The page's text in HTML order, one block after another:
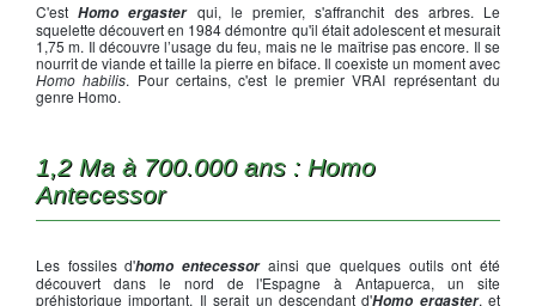
C'estHomo ergasterqui, le premier, s'affranchit des arbres. Le
squelette découvert en 1984 démontre qu'il était adolescent et mesurait
1,75 m. Il découvre l’usage du feu, mais ne le maîtrise pas encore. Il se
nourrit de viande et taille la pierre en biface. Il coexiste un moment avec
Homo habilis. Pour certains, c'est le premier VRAI représentant du
genre Homo.
1,2 Ma à 700.000 ans : Homo
Antecessor
Les fossiles d'homo entecessorainsi que quelques outils ont été
découvert dans le nord de l'Espagne à Antapuerca, un site
préhistorique important. Il serait un descendant d'Homo ergaster, et